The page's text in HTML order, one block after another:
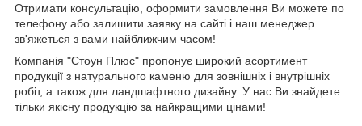
Отримати консультацію, оформити замовлення Ви можете по
телефону або залишити заявку на сайті і наш менеджер
зв'яжеться з вами найближчим часом!
Компанія "Стоун Плюс" пропонує широкий асортимент
продукції з натурального каменю для зовнішніх і внутрішніх
робіт, а також для ландшафтного дизайну. У нас Ви знайдете
тільки якісну продукцію за найкращими цінами!